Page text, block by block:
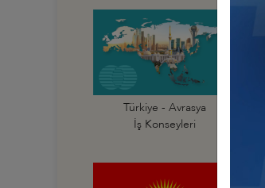
Türkiye - Avrasya
İş Konseyleri